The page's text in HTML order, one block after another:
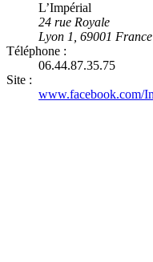
L’Impérial
24 rue Royale
Lyon 1 69001 France
Téléphone :
06.44.87.35.75
Site :
www.facebook.com/